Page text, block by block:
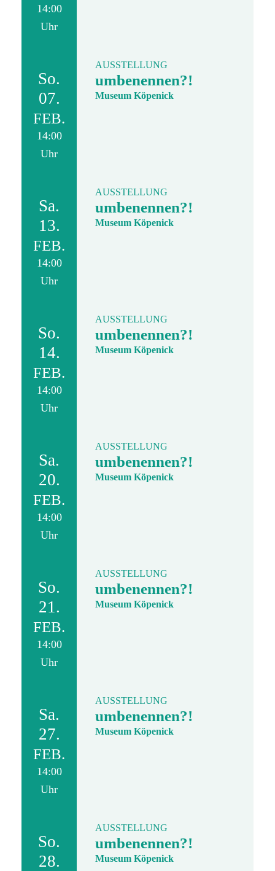
14:00
Uhr
So.
07.
FEB.
14:00
Uhr
AUSSTELLUNG
umbenennen?!
Museum Köpenick
Sa.
13.
FEB.
14:00
Uhr
AUSSTELLUNG
umbenennen?!
Museum Köpenick
So.
14.
FEB.
14:00
Uhr
AUSSTELLUNG
umbenennen?!
Museum Köpenick
Sa.
20.
FEB.
14:00
Uhr
AUSSTELLUNG
umbenennen?!
Museum Köpenick
So.
21.
FEB.
14:00
Uhr
AUSSTELLUNG
umbenennen?!
Museum Köpenick
Sa.
27.
FEB.
14:00
Uhr
AUSSTELLUNG
umbenennen?!
Museum Köpenick
So.
28.
AUSSTELLUNG
umbenennen?!
Museum Köpenick